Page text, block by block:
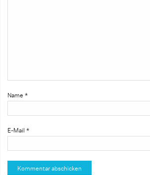
Name *
E-Mail *